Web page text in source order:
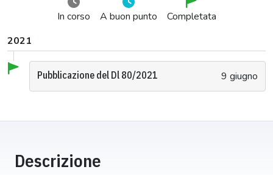
In corso A buon punto
Completata
2021
Pubblicazione del Dl 80/2021 9 giugno
Descrizione